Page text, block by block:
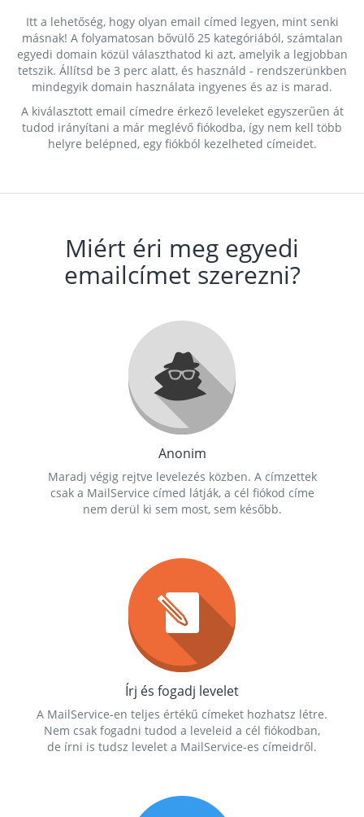
Itt a lehetőség, hogy olyan email címed legyen, mint senki
másnak! A folyamatosan bővülő 25 kategóriából, számtalan
egyedi domain közül választhatod ki azt, amelyik a legjobban
tetszik. Állítsd be 3 perc alatt, és használd - rendszerünkben
mindegyik domain használata ingyenes és az is marad.
A kiválasztott email címedre érkező leveleket egyszerűen át
tudod irányítani a már meglévő fiókodba, így nem kell több
helyre belépned, egy fiókból kezelheted címeidet.
Miért éri meg egyedi
emailcímet szerezni?
Anonim
Maradj végig rejtve levelezés közben. A címzettek
csak a MailService címed látják, a cél fiókod címe
nem derül ki sem most, sem később.
Írj és fogadj levelet
A MailService-en teljes értékű címeket hozhatsz létre.
Nem csak fogadni tudod a leveleid a cél fiókodban,
de írni is tudsz levelet a MailService-es címeidről.